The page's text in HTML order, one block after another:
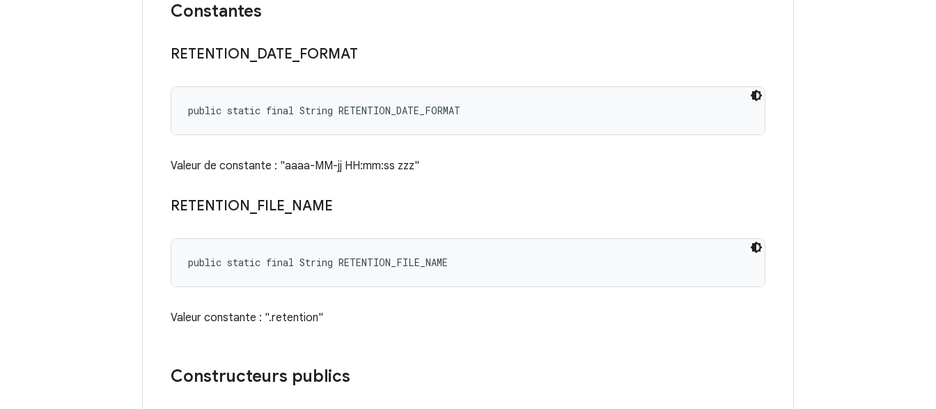
Constantes
RETENTION DATE FORMAT
public static final String RETENTION_DATE_FORMAT
Valeur de constante : "aaaa-MM-jj HH:mm:ss zzz"
RETENTION FILE NAME
public static final String RETENTION_FILE_NAME
Valeur constante : ".retention"
Constructeurs publics